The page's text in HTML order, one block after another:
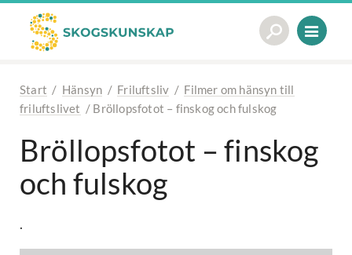
Start / Hänsyn / Friluftsliv / Filmer om hänsyn till
friluftslivet / Bröllopsfotot – finskog och fulskog
Bröllopsfotot – finskog
och fulskog
.